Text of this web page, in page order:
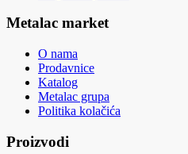
Metalac market
O nama
Prodavnice
Katalog
Metalac grupa
Politika kolačića
Proizvodi